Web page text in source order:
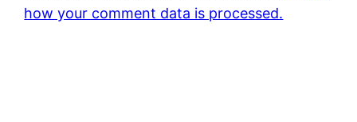
how your comment data is processed.